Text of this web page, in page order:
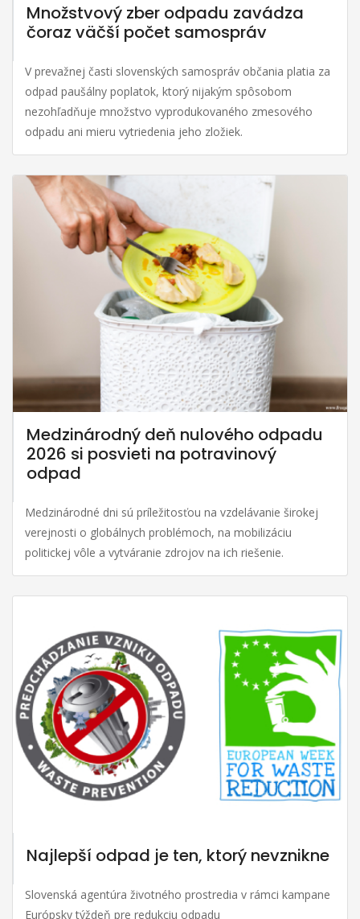
Množstvový zber odpadu zavádza
čoraz väčší počet samospráv
V prevažnej časti slovenských samospráv občania platia za
odpad paušálny poplatok, ktorý nijakým spôsobom
nezohľadňuje množstvo vyprodukovaného zmesového
odpadu ani mieru vytriedenia jeho zložiek.
Medzinárodný deň nulového odpadu
2026 si posvieti na potravinový
odpad
Medzinárodné dni sú príležitosťou na vzdelávanie širokej
verejnosti o globálnych problémoch, na mobilizáciu
politickej vôle a vytváranie zdrojov na ich riešenie.
Najlepší odpad je ten, ktorý nevznikne
Slovenská agentúra životného prostredia v rámci kampane
Európsky týždeň pre redukciu odpadu